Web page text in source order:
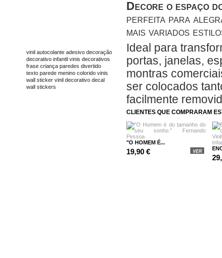
Decore o espaço
perfeita para
mais variados
Ideal para
portas, janelas,
montras
ser colocados
facilmente
CLIENTES QUE COMPRARAM
"O HOMEM É...
19,90 € VER
vinil autocolante adesivo decoração
decorativo infantil vinis decorativos
frase criança paredes divertido
texto parede menino colorido vinis
wall sticker vinil decorativo decal
wall stickers